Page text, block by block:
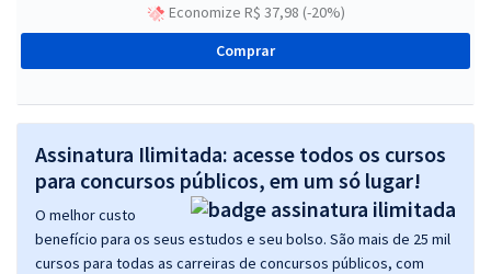
Economize R$ 37,98 (-20%)
Comprar
Assinatura Ilimitada: acesse todos os cursos
para concursos públicos, em um só lugar!
O melhor custo
benefício para os seus estudos e seu bolso. São mais de 25 mil
cursos para todas as carreiras de concursos públicos, com